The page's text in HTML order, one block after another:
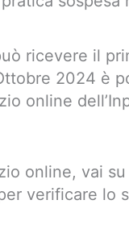
ricevere il
2024 è
online
online, vai su
verificare lo